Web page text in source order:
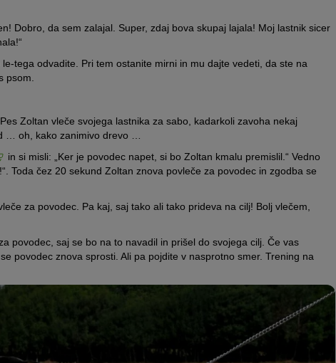
Dobro, da sem zalajal. Super, zdaj bova skupaj lajala! Moj lastnik sicer
tega odvadite. Pri tem ostanite mirni in mu dajte vedeti, da ste na
psom.
Zoltan vleče svojega lastnika za sabo, kadarkoli zavoha nekaj
… oh, kako zanimivo drevo …
in si misli: „Ker je povodec napet, si bo Zoltan kmalu premislil.“ Vedno
Toda čez 20 sekund Zoltan znova povleče za povodec in zgodba se
za povodec. Pa kaj, saj tako ali tako prideva na cilj! Bolj vlečem,
povodec, saj se bo na to navadil in prišel do svojega cilj. Če vas
povodec znova sprosti. Ali pa pojdite v nasprotno smer. Trening na